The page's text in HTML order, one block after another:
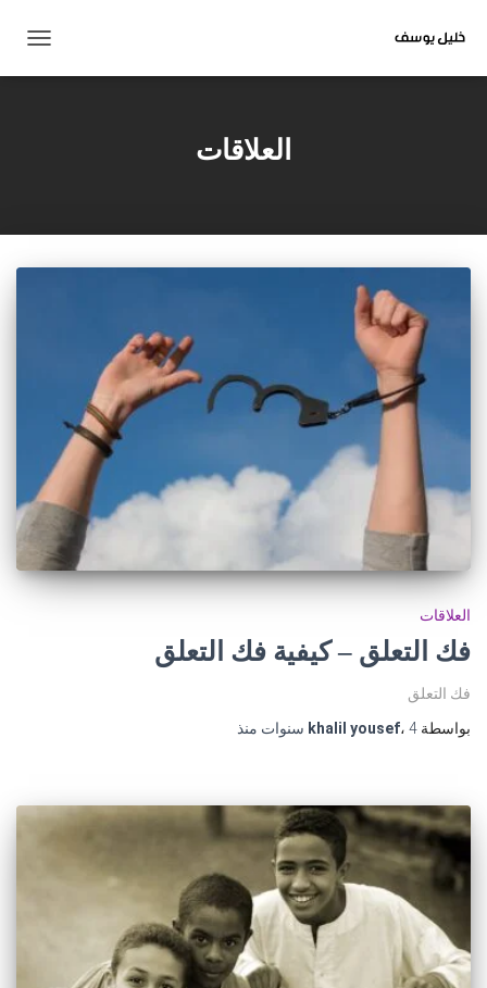
التنقل
العلاقات
العلاقات
فك التعلق – كيفية فك التعلق
فك التعلق
بواسطة
khalil yousef، 4 سنوات منذ